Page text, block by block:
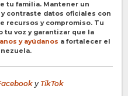
tu familia. Mantener un
contraste datos oficiales con
recursos y compromiso. Tu
voz y garantizar que la
y ayúdanos a fortalecer el
y TikTok